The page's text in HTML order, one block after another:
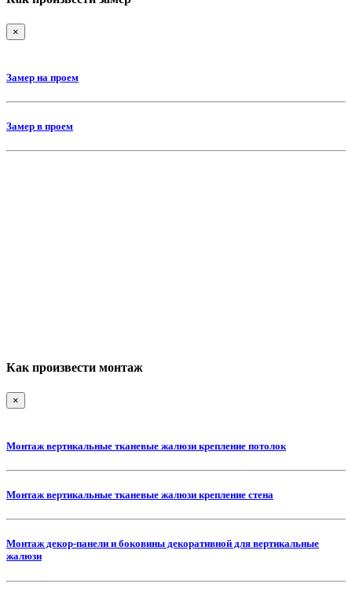
×
Замер на проем
Замер в проем
Как произвести монтаж
×
Монтаж вертикальные тканевые жалюзи крепление потолок
Монтаж вертикальные тканевые жалюзи крепление стена
Монтаж декор-панели и боковины декоративной для вертикальные
жалюзи